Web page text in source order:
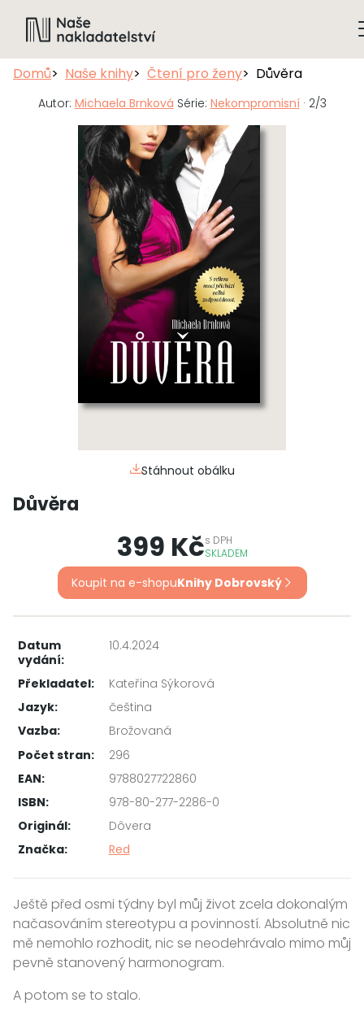
Domů Naše knihy Čtení pro ženy Důvěra
Autor: Michaela Brnková Série: Nekompromisní· 2/3
Stáhnout obálku
Důvěra
399 Kčs DPH
SKLADEM
Koupit na e-shopuKnihy Dobrovský
Datum
vydání:
10.4.2024
Překladatel:
Kateřina Sýkorová
Jazyk:
čeština
Vazba:
Brožovaná
Počet stran:
296
EAN:
9788027722860
ISBN:
978-80-277-2286-0
Originál:
Dôvera
Značka:
Red
Ještě před osmi týdny byl můj život zcela dokonalým
načasováním stereotypu a povinností. Absolutně nic
mě nemohlo rozhodit, nic se neodehrávalo mimo můj
pevně stanovený harmonogram.
A potom se to stalo.